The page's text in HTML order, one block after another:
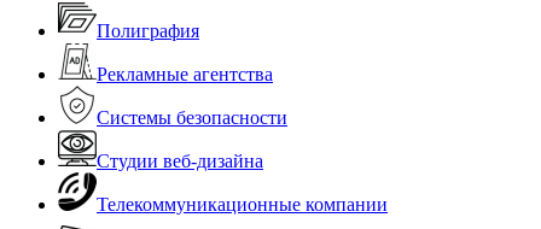
Полиграфия
Рекламные агентства
Системы безопасности
Студии веб-дизайна
Телекоммуникационные компании